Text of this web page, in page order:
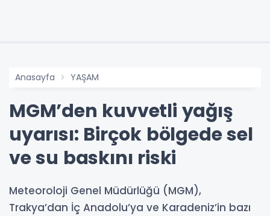
Anasayfa YAŞAM
MGM’den kuvvetli yağış
uyarısı: Birçok bölgede sel
ve su baskını riski
Meteoroloji Genel Müdürlüğü (MGM),
Trakya’dan İç Anadolu’ya ve Karadeniz’in bazı